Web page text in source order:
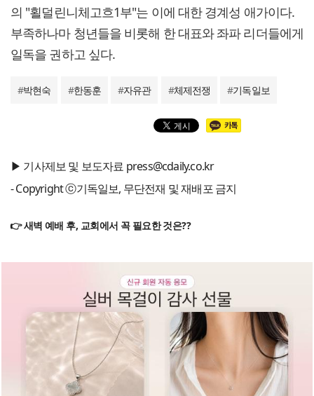
의 "횔덜린니체고흐1부"는 이에 대한 경계성 애가이다.
부족하나마 청년들을 비롯해 한 대표와 좌파 리더들에게
일독을 권하고 싶다.
#박현숙 #한동훈 #자유관 #체제전쟁 #기독일보
▶ 기사제보 및 보도자료 press@cdaily.co.kr
- Copyright ⓒ기독일보, 무단전재 및 재배포 금지
👉 새벽 예배 후, 교회에서 꼭 필요한 것은??